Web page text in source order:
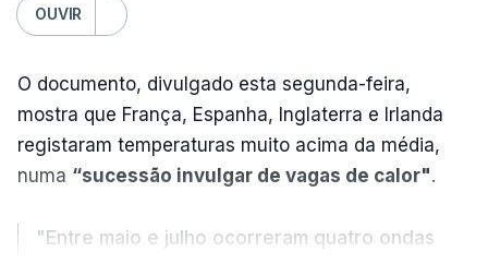
OUVIR
O documento, divulgado esta segunda-feira,
mostra que França, Espanha, Inglaterra e Irlanda
registaram temperaturas muito acima da média,
numa “sucessão invulgar de vagas de calor".
"Entre maio e julho ocorreram quatro ondas